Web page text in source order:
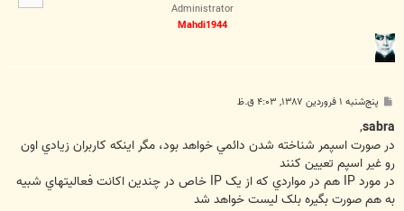
Administrator
Mahdi1944
س
ت
پنج‌شنبه ۱ فروردین ۱۳۸۷, ۴:۰۳ ق.ظ
sabra
,
در صورت اسپمر شناخته شدن دائمي خواهد بود، مگر اينکه کاربران زيادي اون
رو غير اسپم تعيين کنند
در مورد IP هم در مواردي که از يک IP خاص در چندين اکانت فعاليتهاي شبيه
به هم صورت بگيره بلک ليست خواهد شد